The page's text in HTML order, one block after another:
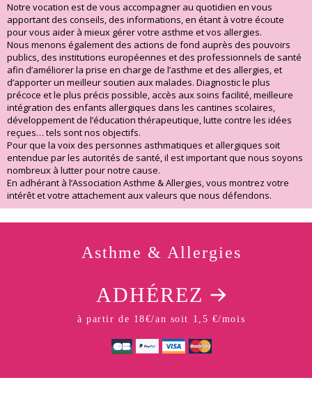
Notre vocation est de vous accompagner au quotidien en vous
apportant des conseils, des informations, en étant à votre écoute
pour vous aider à mieux gérer votre asthme et vos allergies.
Nous menons également des actions de fond auprès des pouvoirs
publics, des institutions européennes et des professionnels de santé
afin d’améliorer la prise en charge de l’asthme et des allergies, et
d’apporter un meilleur soutien aux malades. Diagnostic le plus
précoce et le plus précis possible, accès aux soins facilité, meilleure
intégration des enfants allergiques dans les cantines scolaires,
développement de l’éducation thérapeutique, lutte contre les idées
reçues… tels sont nos objectifs.
Pour que la voix des personnes asthmatiques et allergiques soit
entendue par les autorités de santé, il est important que nous soyons
nombreux à lutter pour notre cause.
En adhérant à l’Association Asthme & Allergies, vous montrez votre
intérêt et votre attachement aux valeurs que nous défendons.
Asthme & Allergies
ADHÉREZ
à partir de 18€/an soit 1,5 €/mois